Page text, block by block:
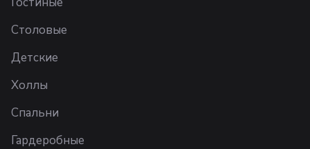
Столовые
Детские
Холлы
Спальни
Гардеробные